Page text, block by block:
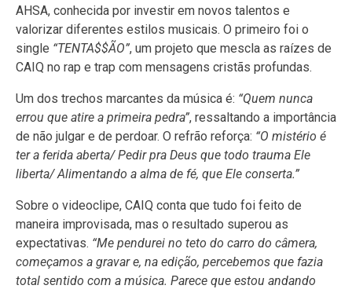
AHSA, conhecida por investir em novos talentos e
valorizar diferentes estilos musicais. O primeiro foi o
single “TENTA$$ÃO”, um projeto que mescla as raízes de
CAIQ no rap e trap com mensagens cristãs profundas.
Um dos trechos marcantes da música é: “Quem nunca
errou que atire a primeira pedra”, ressaltando a importância
de não julgar e de perdoar. O refrão reforça: “O mistério é
ter a ferida aberta/ Pedir pra Deus que todo trauma Ele
liberta/ Alimentando a alma de fé, que Ele conserta.”
Sobre o videoclipe, CAIQ conta que tudo foi feito de
maneira improvisada, mas o resultado superou as
expectativas. “Me pendurei no teto do carro do câmera,
começamos a gravar e, na edição, percebemos que fazia
total sentido com a música. Parece que estou andando